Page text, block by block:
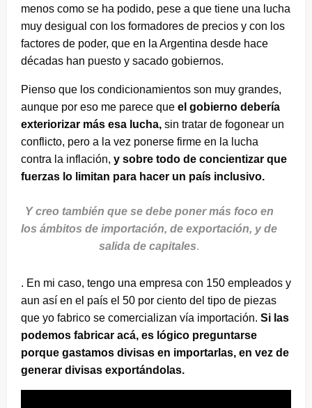
menos como se ha podido, pese a que tiene una lucha
muy desigual con los formadores de precios y con los
factores de poder, que en la Argentina desde hace
décadas han puesto y sacado gobiernos.
Pienso que los condicionamientos son muy grandes,
aunque por eso me parece que el gobierno debería
exteriorizar más esa lucha, sin tratar de fogonear un
conflicto, pero a la vez ponerse firme en la lucha
contra la inflación, y sobre todo de concientizar que
fuerzas lo limitan para hacer un país inclusivo.
Y creo también que se debe poner más foco en
los ámbitos de importación, de exportación, y de
salida de capitales.
. En mi caso, tengo una empresa con 150 empleados y
aun así en el país el 50 por ciento del tipo de piezas
que yo fabrico se comercializan vía importación. Si las
podemos fabricar acá, es lógico preguntarse
porque gastamos divisas en importarlas, en vez de
generar divisas exportándolas.